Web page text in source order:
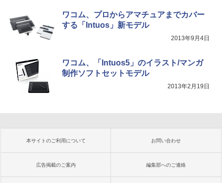
ワコム、プロからアマチュアまでカバー
する「Intuos」新モデル
2013年9月4日
ワコム、「Intuos5」のイラスト/マンガ
制作ソフトセットモデル
2013年2月19日
本サイトのご利用について お問い合わせ
広告掲載のご案内 編集部へのご連絡